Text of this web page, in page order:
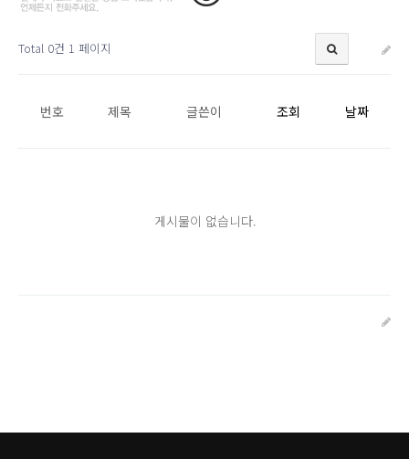
Total 0건 1 페이지
번호 제목 글쓴이 조회 날짜
게시물이 없습니다.